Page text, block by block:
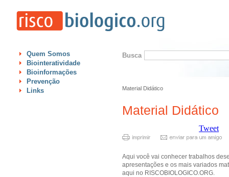
Quem Somos
Biointeratividade
Bioinformações
Prevenção
Links
Busca
Material Didático
Material Didático
Tweet
Aqui você vai conhecer trabalhos
apresentações e os mais variados
aqui no RISCOBIOLOGICO.ORG.